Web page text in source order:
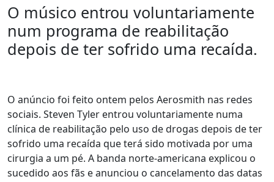
O músico entrou voluntariamente
num programa de reabilitação
depois de ter sofrido uma recaída.
O anúncio foi feito ontem pelos Aerosmith nas redes
sociais. Steven Tyler entrou voluntariamente numa
clínica de reabilitação pelo uso de drogas depois de ter
sofrido uma recaída que terá sido motivada por uma
cirurgia a um pé. A banda norte-americana explicou o
sucedido aos fãs e anunciou o cancelamento das datas